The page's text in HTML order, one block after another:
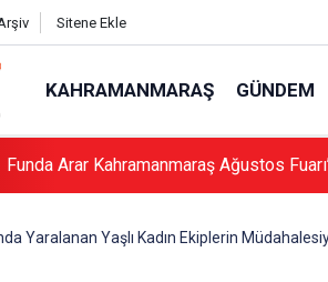
Sitene Ekle
KAHRAMANMARAŞ GÜNDEM
Funda Arar Kahramanmaraş Ağustos
Yaralanan Yaşlı Kadın Ekiplerin